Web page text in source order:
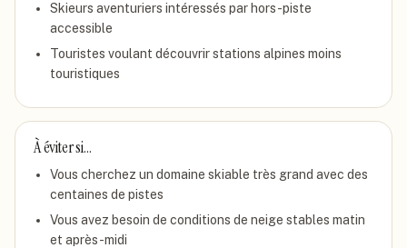
Skieurs aventuriers intéressés par hors-piste
accessible
Touristes voulant découvrir stations alpines moins
touristiques
À éviter si…
Vous cherchez un domaine skiable très grand avec des
centaines de pistes
Vous avez besoin de conditions de neige stables matin
et après-midi